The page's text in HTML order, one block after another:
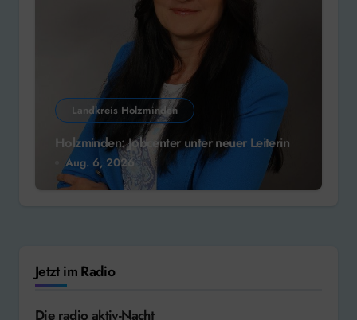
Landkreis Holzminden
Holzminden: Jobcenter unter neuer Leiterin
Aug. 6, 2026
Jetzt im Radio
Die radio aktiv-Nacht